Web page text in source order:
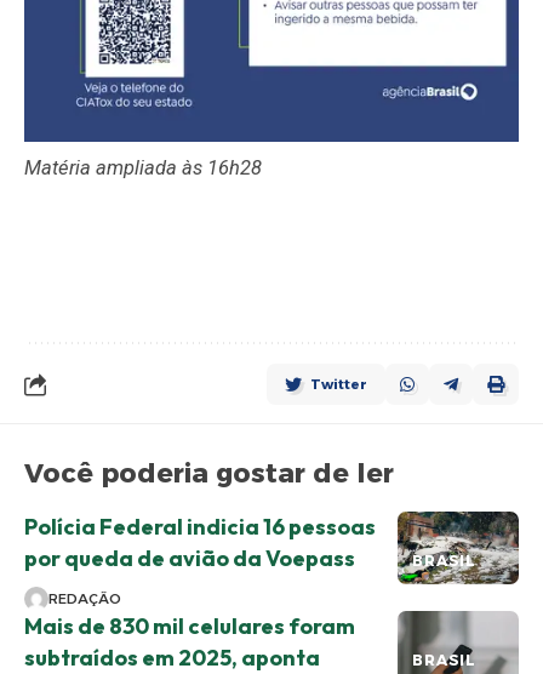
Matéria ampliada às 16h28
Twitter
Você poderia gostar de ler
BRASIL
Polícia Federal indicia 16 pessoas
por queda de avião da Voepass
REDAÇÃO
BRASIL
Mais de 830 mil celulares foram
subtraídos em 2025, aponta